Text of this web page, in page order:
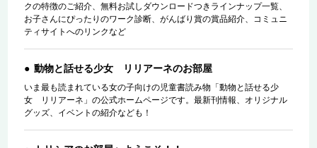
クの特徴のご紹介、無料お試しダウンロードつきラインナップ一覧、
お子さんにぴったりのワーク診断、がんばり賞の賞品紹介、コミュニ
ティサイトへのリンクなど
動物と話せる少女 リリアーネのお部屋
いま最も読まれている女の子向けの児童書読み物「動物と話せる少
女 リリアーネ」の公式ホームページです。最新刊情報、オリジナル
グッズ、イベントの紹介なども！